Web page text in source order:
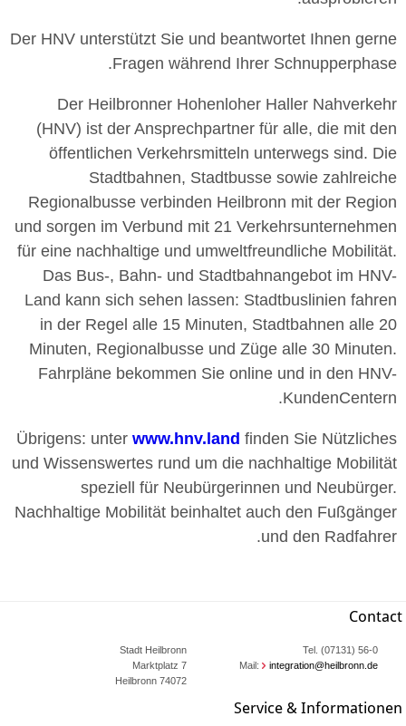
Der HNV unterstützt Sie und beantwortet Ihnen gerne
Fragen während Ihrer Schnupperphase.
Der Heilbronner Hohenloher Haller Nahverkehr
(HNV) ist der Ansprechpartner für alle, die mit den
öffentlichen Verkehrsmitteln unterwegs sind. Die
Stadtbahnen, Stadtbusse sowie zahlreiche
Regionalbusse verbinden Heilbronn mit der Region
und sorgen im Verbund mit 21 Verkehrsunternehmen
für eine nachhaltige und umweltfreundliche Mobilität.
Das Bus-, Bahn- und Stadtbahnangebot im HNV-
Land kann sich sehen lassen: Stadtbuslinien fahren
in der Regel alle 15 Minuten, Stadtbahnen alle 20
Minuten, Regionalbusse und Züge alle 30 Minuten.
Fahrpläne bekommen Sie online und in den HNV-
KundenCentern.
Übrigens: unter www.hnv.land finden Sie Nützliches
und Wissenswertes rund um die nachhaltige Mobilität
speziell für Neubürgerinnen und Neubürger.
Nachhaltige Mobilität beinhaltet auch den Fußgänger
und den Radfahrer.
Contact
Stadt Heilbronn
Marktplatz 7
74072 Heilbronn
Tel. (07131) 56-0
Mail:
integration@heilbronn.de
Service & Informationen